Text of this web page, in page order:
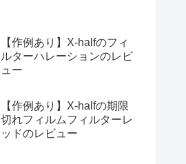
【作例あり】X-halfのフィ
ルターハレーションのレビ
ュー
【作例あり】X-halfの期限
切れフィルムフィルターレ
ッドのレビュー